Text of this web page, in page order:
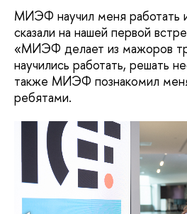
МИЭФ научил меня работать
сказали на нашей первой
«МИЭФ делает из мажоров
научились работать, решать
также МИЭФ познакомил
ребятами.